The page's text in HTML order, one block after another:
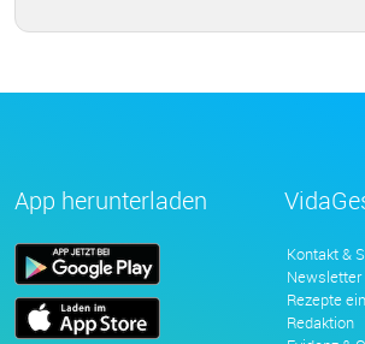
App herunterladen
Kontakt &
Newsletter
Rezepte
Redaktion